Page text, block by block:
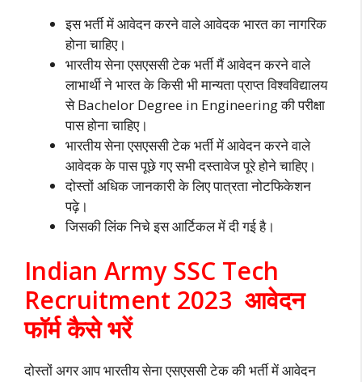
इस भर्ती में आवेदन करने वाले आवेदक भारत का नागरिक
होना चाहिए।
भारतीय सेना एसएससी टेक भर्ती मैं आवेदन करने वाले
लाभार्थी ने भारत के किसी भी मान्यता प्राप्त विश्वविद्यालय
से Bachelor Degree in Engineering की परीक्षा
पास होना चाहिए।
भारतीय सेना एसएससी टेक भर्ती में आवेदन करने वाले
आवेदक के पास पूछे गए सभी दस्तावेज पूरे होने चाहिए।
दोस्तों अधिक जानकारी के लिए पात्रता नोटफिकेशन
पढ़े।
जिसकी लिंक निचे इस आर्टिकल में दी गई है।
Indian Army SSC Tech
Recruitment 2023 आवेदन
फॉर्म कैसे भरें
दोस्तों अगर आप भारतीय सेना एसएससी टेक की भर्ती में आवेदन